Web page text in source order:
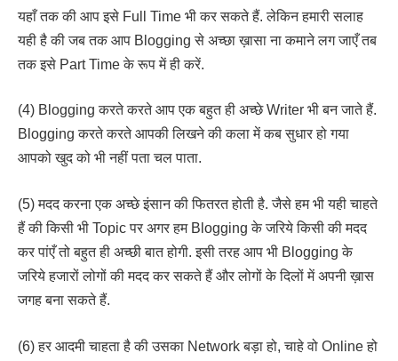
यहाँ तक की आप इसे Full Time भी कर सकते हैं. लेकिन हमारी सलाह
यही है की जब तक आप Blogging से अच्छा ख़ासा ना कमाने लग जाएँ तब
तक इसे Part Time के रूप में ही करें.
(4) Blogging करते करते आप एक बहुत ही अच्छे Writer भी बन जाते हैं.
Blogging करते करते आपकी लिखने की कला में कब सुधार हो गया
आपको खुद को भी नहीं पता चल पाता.
(5) मदद करना एक अच्छे इंसान की फितरत होती है. जैसे हम भी यही चाहते
हैं की किसी भी Topic पर अगर हम Blogging के जरिये किसी की मदद
कर पांएँ तो बहुत ही अच्छी बात होगी. इसी तरह आप भी Blogging के
जरिये हजारों लोगों की मदद कर सकते हैं और लोगों के दिलों में अपनी ख़ास
जगह बना सकते हैं.
(6) हर आदमी चाहता है की उसका Network बड़ा हो, चाहे वो Online हो